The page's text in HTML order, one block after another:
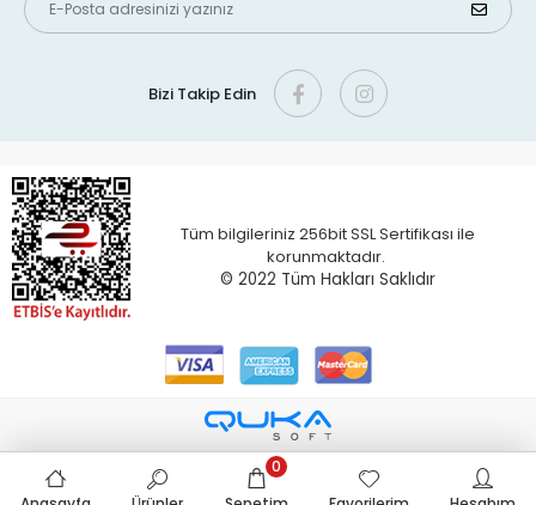
Bizi Takip Edin
Tüm bilgileriniz 256bit SSL Sertifikası ile
korunmaktadır.
© 2022 Tüm Hakları Saklıdır
0